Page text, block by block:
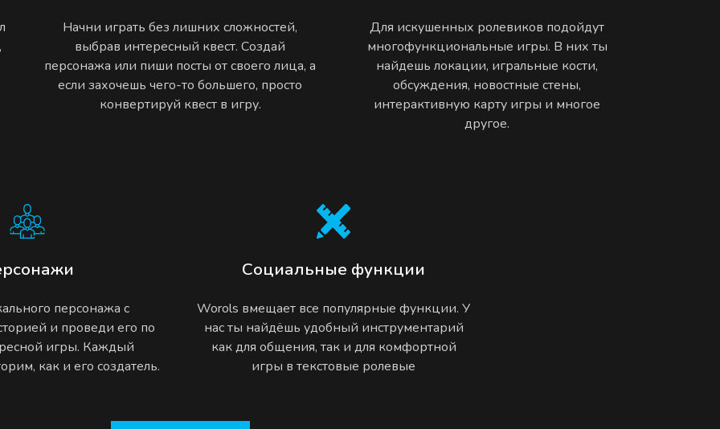
Начни играть без лишних сложностей,
выбрав интересный квест. Создай
персонажа или пиши посты от своего лица, а
если захочешь чего-то большего, просто
конвертируй квест в игру.
Для искушенных ролевиков подойдут
многофункциональные игры. В них ты
найдешь локации, игральные кости,
обсуждения, новостные стены,
интерактивную карту игры и многое
другое.
персонажа с
и проведи его по
игры. Каждый
как и его создатель.
Социальные функции
Worols вмещает все популярные функции. У
нас ты найдёшь удобный инструментарий
как для общения, так и для комфортной
игры в текстовые ролевые